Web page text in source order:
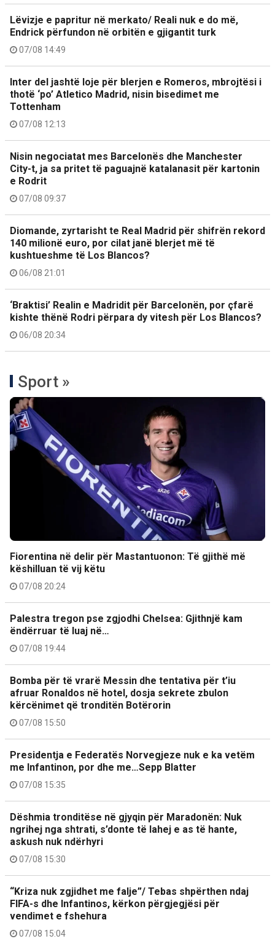
Lëvizje e papritur në merkato/ Reali nuk e do më,
Endrick përfundon në orbitën e gjigantit turk
07/08 14:49
Inter del jashtë loje për blerjen e Romeros, mbrojtësi i
thotë ‘po’ Atletico Madrid, nisin bisedimet me
Tottenham
07/08 12:13
Nisin negociatat mes Barcelonës dhe Manchester
City-t, ja sa pritet të paguajnë katalanasit për kartonin
e Rodrit
07/08 09:37
Diomande, zyrtarisht te Real Madrid për shifrën rekord
140 milionë euro, por cilat janë blerjet më të
kushtueshme të Los Blancos?
06/08 21:01
‘Braktisi’ Realin e Madridit për Barcelonën, por çfarë
kishte thënë Rodri përpara dy vitesh për Los Blancos?
06/08 20:34
Sport »
Fiorentina në delir për Mastantuonon: Të gjithë më
këshilluan të vij këtu
07/08 20:24
Palestra tregon pse zgjodhi Chelsea: Gjithnjë kam
ëndërruar të luaj në…
07/08 19:44
Bomba për të vrarë Messin dhe tentativa për t’iu
afruar Ronaldos në hotel, dosja sekrete zbulon
kërcënimet që tronditën Botërorin
07/08 15:50
Presidentja e Federatës Norvegjeze nuk e ka vetëm
me Infantinon, por dhe me…Sepp Blatter
07/08 15:35
Dëshmia tronditëse në gjyqin për Maradonën: Nuk
ngrihej nga shtrati, s’donte të lahej e as të hante,
askush nuk ndërhyri
07/08 15:30
“Kriza nuk zgjidhet me falje”/ Tebas shpërthen ndaj
FIFA-s dhe Infantinos, kërkon përgjegjësi për
vendimet e fshehura
07/08 15:04